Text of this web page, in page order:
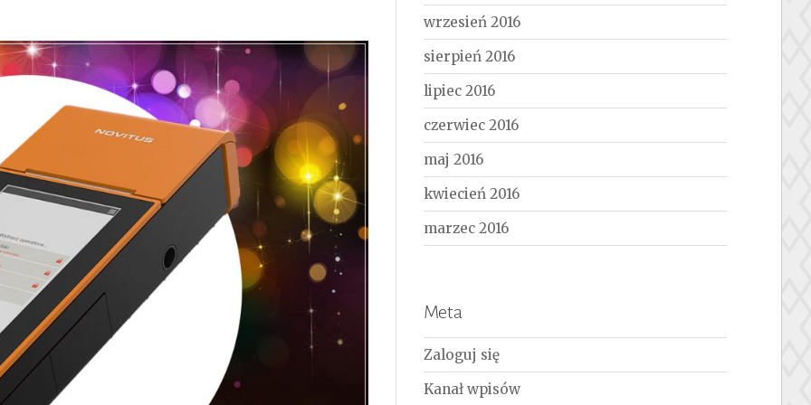
wrzesień 2016
sierpień 2016
lipiec 2016
czerwiec 2016
maj 2016
kwiecień 2016
marzec 2016
Meta
Zaloguj się
Kanał wpisów